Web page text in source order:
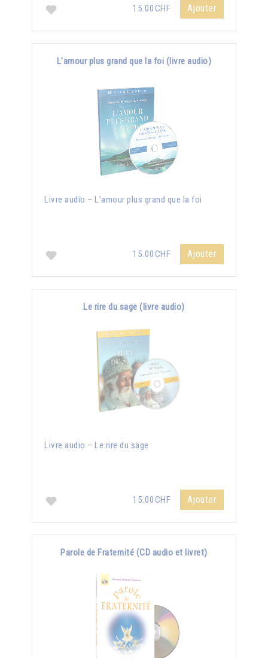
15.00CHF Ajouter
L’amour plus grand que la foi (livre audio)
Livre audio – L’amour plus grand que la foi
15.00CHF Ajouter
Le rire du sage (livre audio)
Livre audio – Le rire du sage
15.00CHF Ajouter
Parole de Fraternité (CD audio et livret)